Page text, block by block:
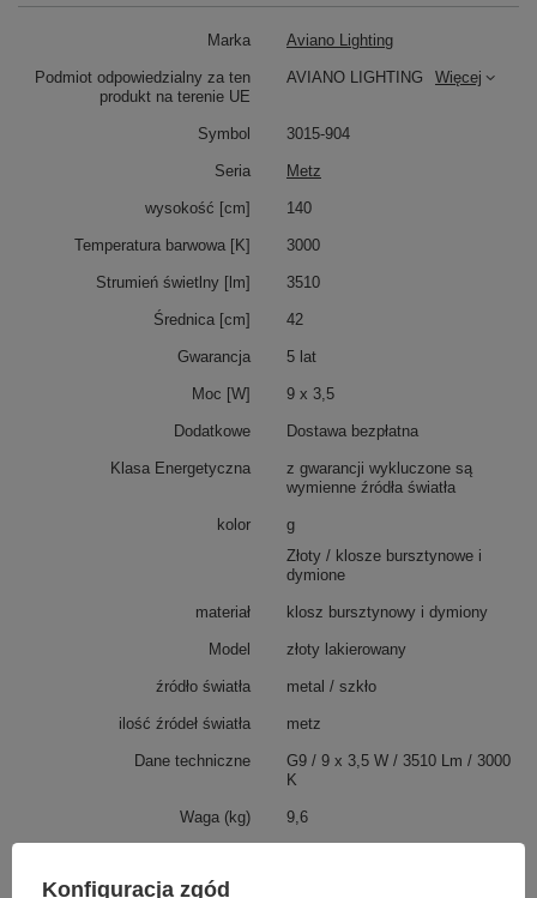
światło i stworzy przyjemną atmosferę w Twoim domu.
Marka Aviano Lighting
Podmiot odpowiedzialny za ten
produkt na terenie UE
AVIANO LIGHTING Więcej
Symbol 3015-904
Seria Metz
wysokość [cm] 140
Temperatura barwowa [K] 3000
Strumień świetlny [lm] 3510
Średnica [cm] 42
Gwarancja 5 lat
Moc [W] 9 x 3,5
Dodatkowe Dostawa bezpłatna
Klasa Energetyczna
z gwarancji wykluczone są
wymienne źródła światła
kolor
g
Złoty / klosze bursztynowe i
dymione
materiał klosz bursztynowy i dymiony
Model złoty lakierowany
źródło światła metal / szkło
ilość źródeł światła metz
Dane techniczne
G9 / 9 x 3,5 W / 3510 Lm / 3000
K
Waga (kg) 9,6
Konfiguracja zgód